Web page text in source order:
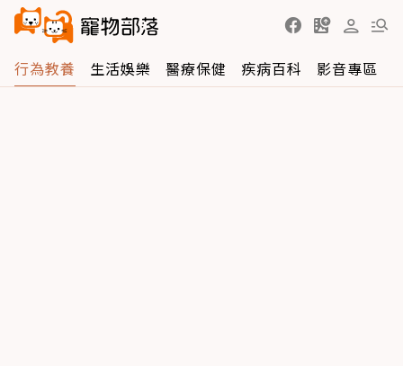
行為教養 生活娛樂 醫療保健 疾病百科 影音專區